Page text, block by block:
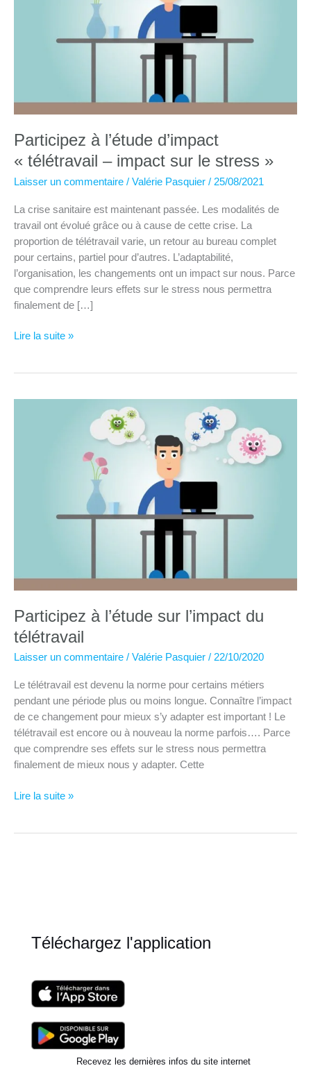
Participez à l’étude d’impact
« télétravail – impact sur le stress »
Laisser un commentaire / Valérie Pasquier / 25/08/2021
La crise sanitaire est maintenant passée. Les modalités de
travail ont évolué grâce ou à cause de cette crise. La
proportion de télétravail varie, un retour au bureau complet
pour certains, partiel pour d’autres. L’adaptabilité,
l’organisation, les changements ont un impact sur nous. Parce
que comprendre leurs effets sur le stress nous permettra
finalement de […]
Participez
« télétravail
Lire la suite »
Participez à l’étude sur l’impact du
télétravail
Laisser un commentaire / Valérie Pasquier / 22/10/2020
Le télétravail est devenu la norme pour certains métiers
pendant une période plus ou moins longue. Connaître l’impact
de ce changement pour mieux s’y adapter est important ! Le
télétravail est encore ou à nouveau la norme parfois…. Parce
que comprendre ses effets sur le stress nous permettra
finalement de mieux nous y adapter. Cette
Participez
Lire la suite »
Téléchargez l'application
Recevez les dernières infos du site internet